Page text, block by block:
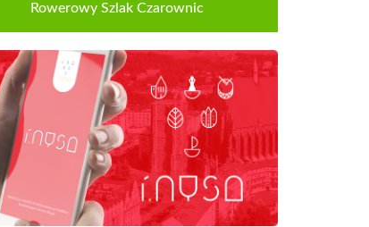
Rowerowy Szlak Czarownic